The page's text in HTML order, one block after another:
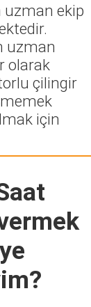
uzman ekip
uzman
olarak
çilingir
için